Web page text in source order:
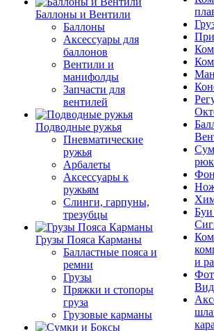
Баллоны и Вентили
Баллоны
Аксессуары для
баллонов
Вентили и
манифолды
Запчасти для
вентилей
Подводные ружья
Пневматические
ружья
Арбалеты
Аксессуары к
ружьям
Слинги, гарпуны,
трезубцы
Грузы Пояса Карманы
Балластные пояса и
ремни
Грузы
Пряжки и стопоры
груза
Грузовые карманы
и